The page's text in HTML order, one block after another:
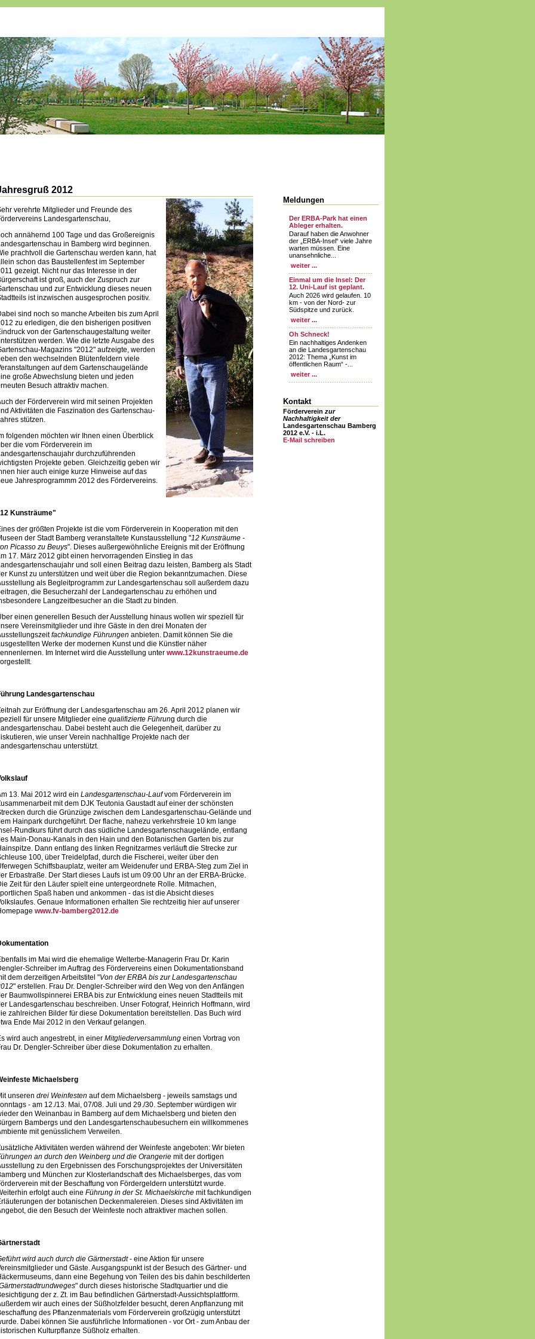
2012
verehrte Mitglieder und Freunde des
Landesgartenschau,
annähernd 100 Tage und das Großereignis
in Bamberg wird beginnen.
prachtvoll die Gartenschau werden kann, hat
schon das Baustellenfest im September
gezeigt. Nicht nur das Interesse in der
ist groß, auch der Zuspruch zur
und zur Entwicklung dieses neuen
ist inzwischen ausgesprochen positiv.
sind noch so manche Arbeiten bis zum April
zu erledigen, die den bisherigen positiven
von der Gartenschaugestaltung weiter
werden. Wie die letzte Ausgabe des
Magazins "2012" aufzeigte, werden
den wechselnden Blütenfeldern viele
auf dem Gartenschaugelände
große Abwechslung bieten und jeden
Besuch attraktiv machen.
der Förderverein wird mit seinen Projekten
Aktivitäten die Faszination des Gartenschau-
stützen.
folgenden möchten wir Ihnen einen Überblick
die vom Förderverein im
durchzuführenden
Projekte geben. Gleichzeitig geben wir
hier auch einige kurze Hinweise auf das
Jahresprogrammm 2012 des Fördervereins.
Kunsträume"
der größten Projekte ist die vom Förderverein in Kooperation mit den
der Stadt Bamberg veranstaltete Kunstausstellung "12 Kunsträume -
Picasso zu Beuys". Dieses außergewöhnliche Ereignis mit der Eröffnung
17. März 2012 gibt einen hervorragenden Einstieg in das
und soll einen Beitrag dazu leisten, Bamberg als Stadt
Kunst zu unterstützen und weit über die Region bekanntzumachen. Diese
als Begleitprogramm zur Landesgartenschau soll außerdem dazu
die Besucherzahl der Landegartenschau zu erhöhen und
Langzeitbesucher an die Stadt zu binden.
einen generellen Besuch der Ausstellung hinaus wollen wir speziell für
Vereinsmitglieder und ihre Gäste in den drei Monaten der
fachkundige Führungen anbieten. Damit können Sie die
Werke der modernen Kunst und die Künstler näher
Im Internet wird die Ausstellung unter www.12kunstraeume.de
Landesgartenschau
zur Eröffnung der Landesgartenschau am 26. April 2012 planen wir
für unsere Mitglieder eine qualifizierte Führung durch die
Dabei besteht auch die Gelegenheit, darüber zu
wie unser Verein nachhaltige Projekte nach der
unterstützt.
13. Mai 2012 wird ein Landesgartenschau-Laufvom Förderverein im
mit dem DJK Teutonia Gaustadt auf einer der schönsten
durch die Grünzüge zwischen dem Landesgartenschau-Gelände und
Hainpark durchgeführt. Der flache, nahezu verkehrsfreie 10 km lange
Rundkurs führt durch das südliche Landesgartenschaugelände, entlang
Main-Donau-Kanals in den Hain und den Botanischen Garten bis zur
Dann entlang des linken Regnitzarmes verläuft die Strecke zur
100, über Treidelpfad, durch die Fischerei, weiter über den
Schiffsbauplatz, weiter am Weidenufer und ERBA-Steg zum Ziel in
Erbastraße. Der Start dieses Laufs ist um 09:00 Uhr an der ERBA-Brücke.
Zeit für den Läufer spielt eine untergeordnete Rolle. Mitmachen,
Spaß haben und ankommen - das ist die Absicht dieses
Genaue Informationen erhalten Sie rechtzeitig hier auf unserer
www.fv-bamberg2012.de
im Mai wird die ehemalige Welterbe-Managerin Frau Dr. Karin
Schreiber im Auftrag des Fördervereins einen Dokumentationsband
dem derzeitigen Arbeitstitel "Von der ERBA bis zur Landesgartenschau
" erstellen. Frau Dr. Dengler-Schreiber wird den Weg von den Anfängen
Baumwollspinnerei ERBA bis zur Entwicklung eines neuen Stadtteils mit
Landesgartenschau beschreiben. Unser Fotograf, Heinrich Hoffmann, wird
zahlreichen Bilder für diese Dokumentation bereitstellen. Das Buch wird
Ende Mai 2012 in den Verkauf gelangen.
wird auch angestrebt, in einer Mitgliederversammlung einen Vortrag von
Dr. Dengler-Schreiber über diese Dokumentation zu erhalten.
Michaelsberg
unseren drei Weinfesten auf dem Michaelsberg - jeweils samstags und
- am 12./13. Mai, 07/08. Juli und 29./30. September würdigen wir
den Weinanbau in Bamberg auf dem Michaelsberg und bieten den
Bambergs und den Landesgartenschaubesuchern ein willkommenes
mit genüsslichem Verweilen.
Aktivitäten werden während der Weinfeste angeboten: Wir bieten
an durch den Weinberg und die Orangerie mit der dortigen
zu den Ergebnissen des Forschungsprojektes der Universitäten
und München zur Klosterlandschaft des Michaelsberges, das vom
mit der Beschaffung von Fördergeldern unterstützt wurde.
erfolgt auch eine Führung in der St. Michaelskirche mit fachkundigen
der botanischen Deckenmalereien. Dieses sind Aktivitäten im
die den Besuch der Weinfeste noch attraktiver machen sollen.
wird auch durch die Gärtnerstadt- eine Aktion für unsere
und Gäste. Ausgangspunkt ist der Besuch des Gärtner- und
dann eine Begehung von Teilen des bis dahin beschilderten
" durch dieses historische Stadtquartier und die
der z. Zt. im Bau befindlichen Gärtnerstadt-Aussichtsplattform.
wir auch eines der Süßholzfelder besucht, deren Anpflanzung mit
des Pflanzenmaterials vom Förderverein großzügig unterstützt
Dabei können Sie ausführliche Informationen - vor Ort - zum Anbau der
Kulturpflanze Süßholz erhalten.
Meldungen
Der ERBA-Park hat einen
Ableger erhalten.
Darauf haben die Anwohner
der „ERBA-Insel“ viele Jahre
warten müssen. Eine
unansehnliche...
weiter ...
Einmal um die Insel: Der
12. Uni-Lauf ist geplant.
Auch 2026 wird gelaufen. 10
km - von der Nord- zur
Südspitze und zurück.
weiter ...
Oh Schneck!
Ein nachhaltiges Andenken
an die Landesgartenschau
2012: Thema „Kunst im
öffentlichen Raum“ -...
weiter ...
Kontakt
Förderverein zur
Nachhaltigkeit der
Landesgartenschau Bamberg
2012 e.V. - i.L.
E-Mail schreiben